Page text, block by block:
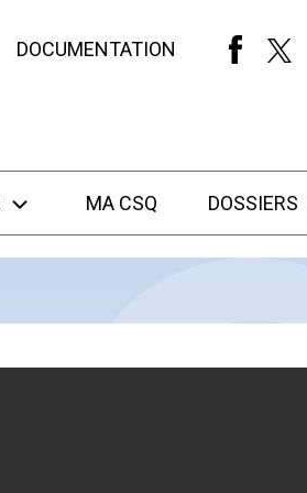
DOCUMENTATION
MA CSQ DOSSIERS